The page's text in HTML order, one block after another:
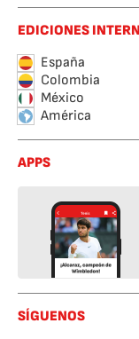
EDICIONES
España
Colombia
México
América
APPS
SÍGUENOS